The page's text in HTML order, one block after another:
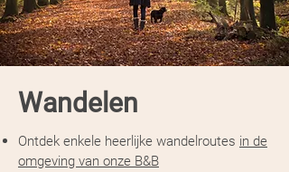
Wandelen
Ontdek enkele heerlijke wandelroutes in de
omgeving van onze B&B